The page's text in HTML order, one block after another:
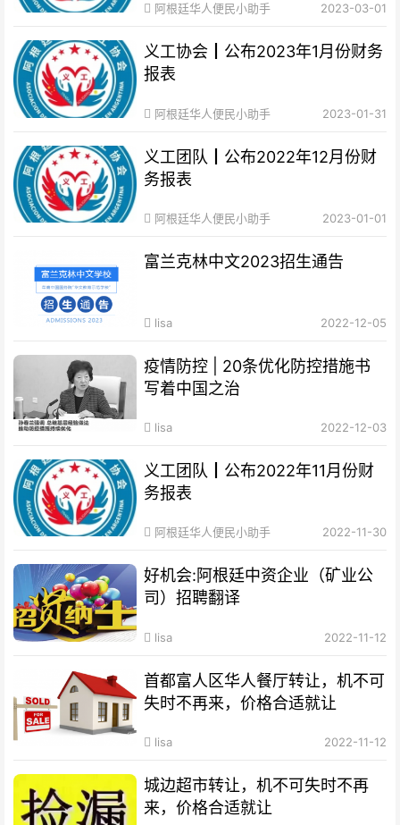
阿根廷华人便民小助手 2023-03-01
义工协会┃公布2023年1月份财务
报表
阿根廷华人便民小助手 2023-01-31
义工团队┃公布2022年12月份财
务报表
阿根廷华人便民小助手 2023-01-01
富兰克林中文2023招生通告
lisa 2022-12-05
疫情防控 | 20条优化防控措施书
写着中国之治
lisa 2022-12-03
义工团队┃公布2022年11月份财
务报表
阿根廷华人便民小助手 2022-11-30
好机会:阿根廷中资企业（矿业公
司）招聘翻译
lisa 2022-11-12
首都富人区华人餐厅转让，机不可
失时不再来，价格合适就让
lisa 2022-11-12
城边超市转让，机不可失时不再
来，价格合适就让